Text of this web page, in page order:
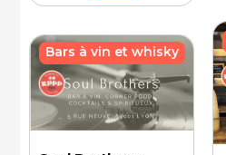
Bars à vin et whisky